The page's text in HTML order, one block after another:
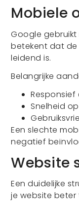
Mobiele
Google
betekent dat de
leidend is.
Belangrijke
Responsief
Snelheid
Een slechte
negatief
Website
Een duidelijke
je website beter